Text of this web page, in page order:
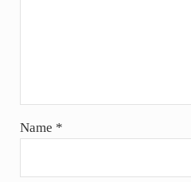
Name *